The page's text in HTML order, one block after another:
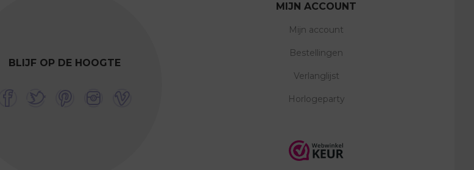
BLIJF OP DE HOOGTE
MIJN ACCOUNT
Mijn account
Bestellingen
Verlanglijst
Horlogeparty